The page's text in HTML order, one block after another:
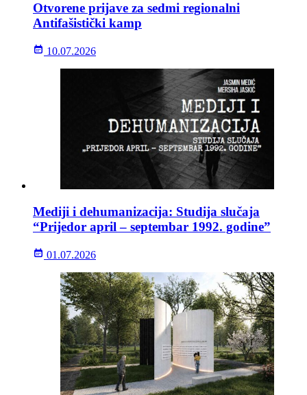
Otvorene prijave za sedmi regionalni
Antifašistički kamp
10.07.2026
Mediji i dehumanizacija: Studija slučaja
“Prijedor april – septembar 1992. godine”
01.07.2026